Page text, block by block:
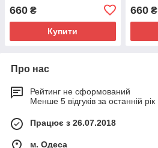
660 ₴
Купити
660₴
Про нас
Рейтинг не сформований
Менше 5 відгуків за останній рік
Працює з 26.07.2018
м. Одеса